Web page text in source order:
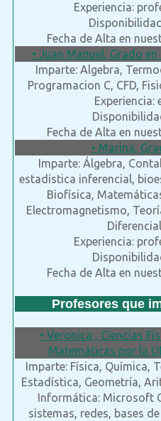
Experiencia:
Fecha de Alta en
• Juan Manuel, Grado
Imparte: Algebra,
Programacion C, CFD,
Experiencia:
Fecha de Alta en
• Marina,
Imparte: Álgebra,
estadística inferencial,
Biofísica,
Electromagnetismo,
Experiencia:
Fecha de Alta en
Profesores que
• Veronica , Ciencias
Matemáticas por la
Imparte: Física, Química,
Estadística, Geometría,
Informática: Microsoft
sistemas, redes, bases